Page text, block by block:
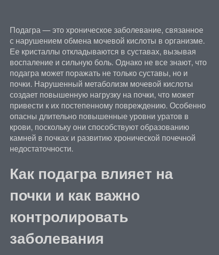
Подагра — это хроническое заболевание, связанное
с нарушением обмена мочевой кислоты в организме.
Ее кристаллы откладываются в суставах, вызывая
воспаление и сильную боль. Однако не все знают, что
подагра может поражать не только суставы, но и
почки. Нарушенный метаболизм мочевой кислоты
создает повышенную нагрузку на почки, что может
привести к их постепенному повреждению. Особенно
опасны длительно повышенные уровни уратов в
крови, поскольку они способствуют образованию
камней в почках и развитию хронической почечной
недостаточности.
Как подагра влияет на
почки и как важно
контролировать
заболевания